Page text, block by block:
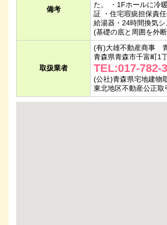
備考
た。 ・1Fホールに冷
証 ・住宅瑕疵担保責
給湯器・24時間換気
(基礎の底と周囲を外
取扱業者
(有)大雄不動産商事
青森県青森市千富町1
TEL:017-782-
(公社)青森県宅地建物
東北地区不動産公正